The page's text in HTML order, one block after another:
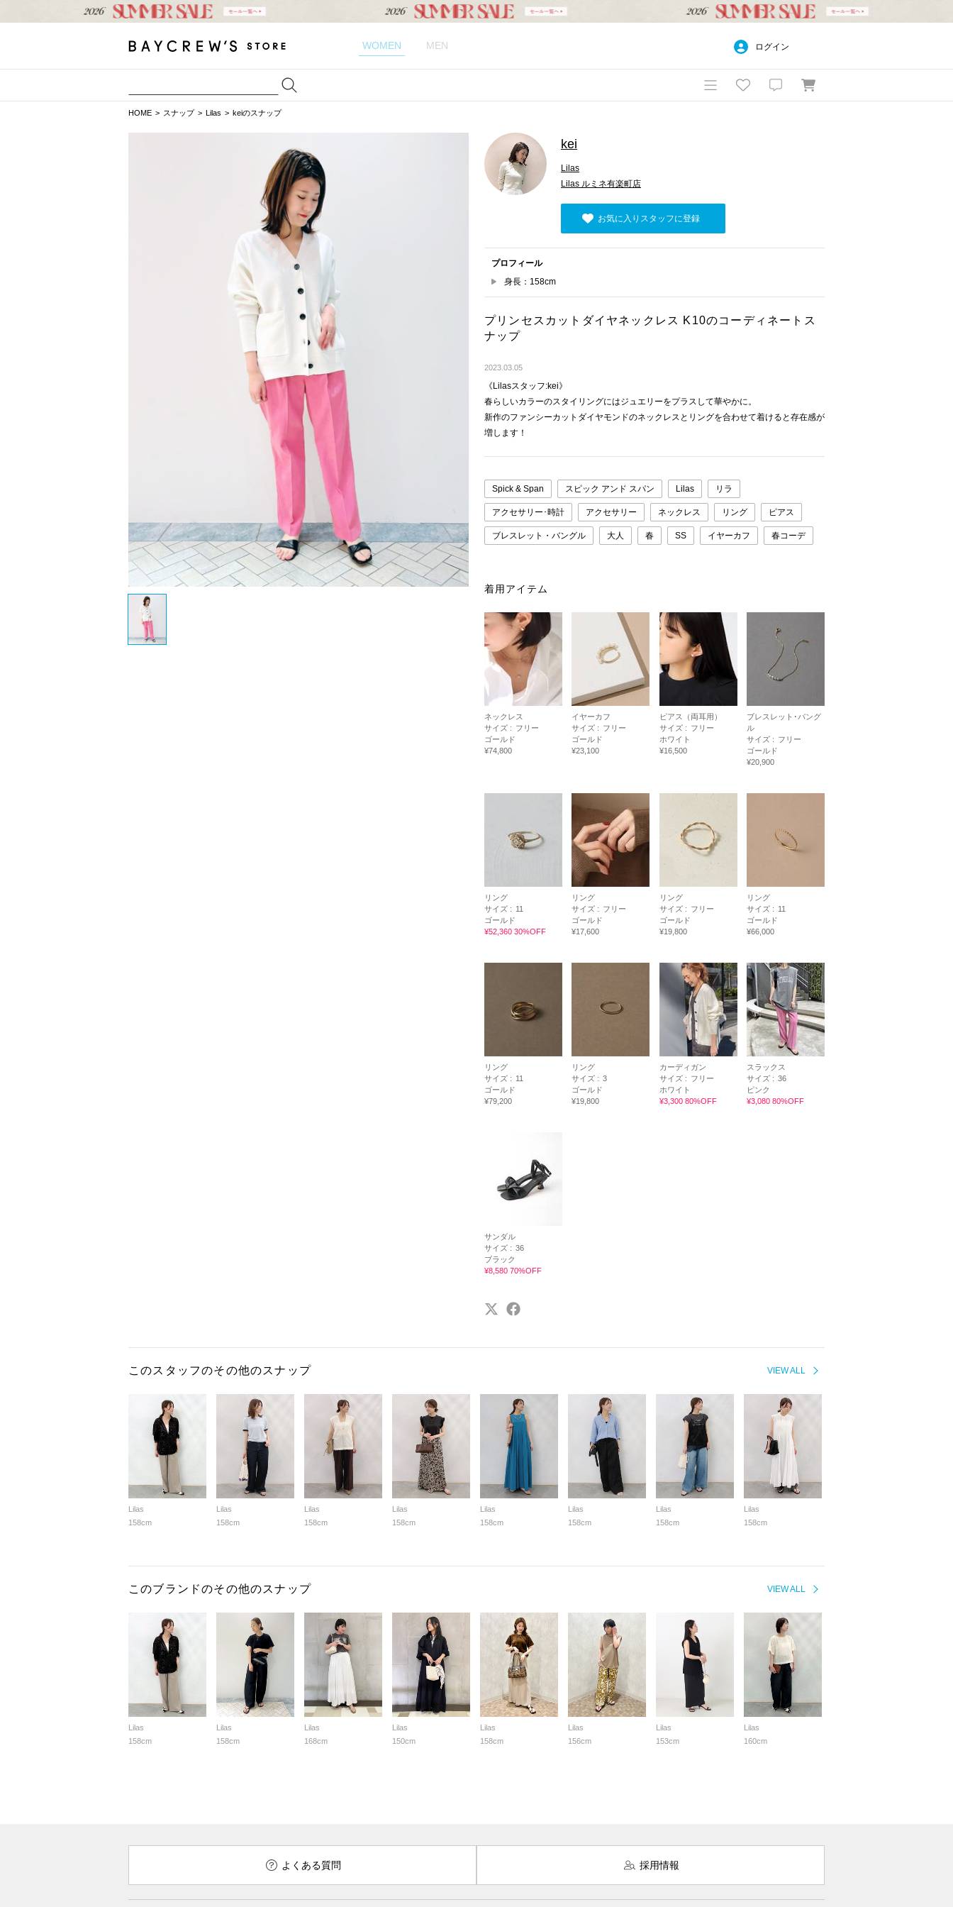
WOMEN MEN ログイン
HOME スナップ Lilas keiのスナップ
kei
Lilas
Lilas ルミネ有楽町店
お気に入りスタッフに登録
プロフィール
身長：158cm
プリンセスカットダイヤネックレス K10のコーディネートス
ナップ
2023.03.05
《Lilasスタッフ:kei》
春らしいカラーのスタイリングにはジュエリーをプラスして華やかに。
新作のファンシーカットダイヤモンドのネックレスとリングを合わせて着けると存在感が
増します！
Spick & Span スピック アンド スパン Lilas リラ
アクセサリー･時計 アクセサリー ネックレス リング ピアス
ブレスレット・バングル 大人 春 SS イヤーカフ 春コーデ
着用アイテム
ネックレス
サイズ : フリー
ゴールド
¥74,800
イヤーカフ
サイズ : フリー
ゴールド
¥23,100
ピアス（両耳用）
サイズ : フリー
ホワイト
¥16,500
ブレスレット･バング
ル
サイズ : フリー
ゴールド
¥20,900
リング
サイズ : 11
ゴールド
¥52,360 30%OFF
リング
サイズ : フリー
ゴールド
¥17,600
リング
サイズ : フリー
ゴールド
¥19,800
リング
サイズ : 11
ゴールド
¥66,000
リング
サイズ : 11
ゴールド
¥79,200
リング
サイズ : 3
ゴールド
¥19,800
カーディガン
サイズ : フリー
ホワイト
¥3,300 80%OFF
スラックス
サイズ : 36
ピンク
¥3,080 80%OFF
サンダル
サイズ : 36
ブラック
¥8,580 70%OFF
VIEW ALL
このスタッフのその他のスナップ
Lilas
158cm
Lilas
158cm
Lilas
158cm
Lilas
158cm
Lilas
158cm
Lilas
158cm
Lilas
158cm
Lilas
158cm
VIEW ALL
このブランドのその他のスナップ
Lilas
158cm
Lilas
158cm
Lilas
168cm
Lilas
150cm
Lilas
158cm
Lilas
156cm
Lilas
153cm
Lilas
160cm
よくある質問 採用情報